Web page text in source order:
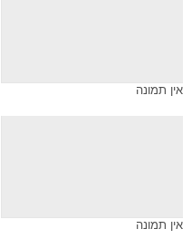
אין תמונה
אין תמונה